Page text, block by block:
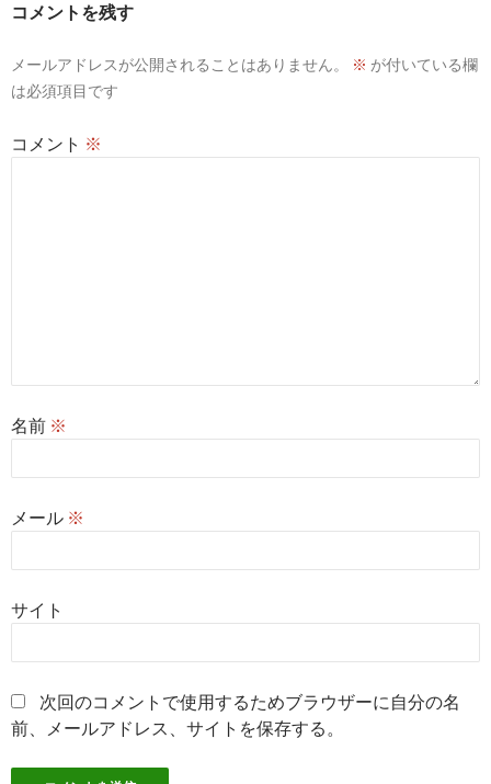
コメントを残す
メールアドレスが公開されることはありません。 ※ が付いている欄
は必須項目です
コメント ※
名前 ※
メール ※
サイト
次回のコメントで使用するためブラウザーに自分の名
前、メールアドレス、サイトを保存する。